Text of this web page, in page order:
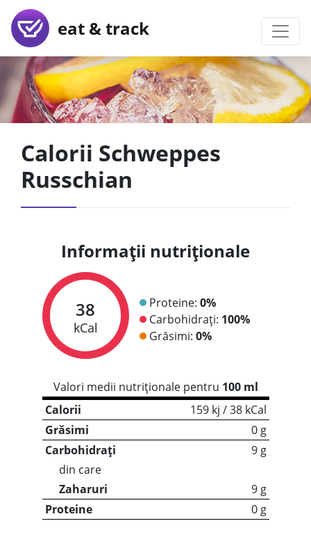
eat & track
Calorii Schweppes
Russchian
Informații nutriționale
38
kCal
Proteine: 0%
Carbohidrați: 100%
Grăsimi: 0%
Valori medii nutriționale pentru 100 ml
Calorii
159 kj / 38 kCal
Grăsimi
0 g
Carbohidrați
9 g
din care
Zaharuri
9 g
Proteine
0 g